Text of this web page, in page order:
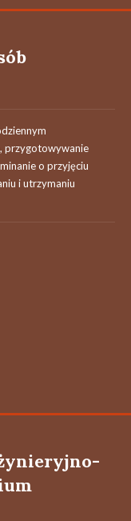
przygotowywanie
o przyjęciu
i utrzymaniu